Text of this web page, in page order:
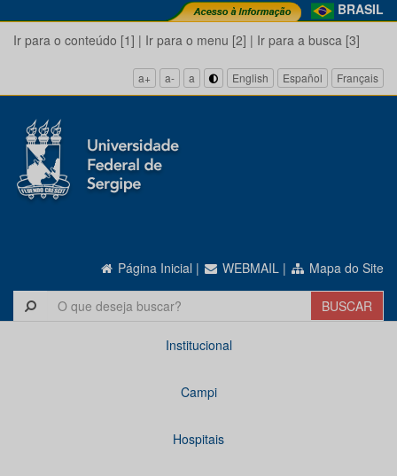
BRASIL
Ir para o conteúdo [1] | Ir para o menu [2] | Ir para a busca [3]
a+ a- a English Español Français
Página Inicial | WEBMAIL | Mapa do Site
Institucional
Campi
Hospitais